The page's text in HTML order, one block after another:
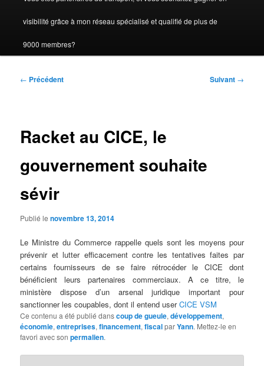
visibilité grâce à mon réseau spécialisé et qualifié de plus de
9000 membres?
Navigation
← Précédent Suivant →
Racket au CICE, le
gouvernement souhaite
sévir
Publié lenovembre 13, 2014
Le Ministre du Commerce rappelle quels sont les moyens pour
prévenir et lutter efficacement contre les tentatives faites par
certains fournisseurs de se faire rétrocéder le CICE dont
bénéficient leurs partenaires commerciaux. A ce titre, le
ministère dispose d’un arsenal juridique important pour
sanctionner les coupables, dont il entend userCICE VSM
Ce contenu a été publié danscoup de gueule,développement,
économie,entreprises,financement,fiscalparYann. Mettez-le en
favori avec sonpermalien.